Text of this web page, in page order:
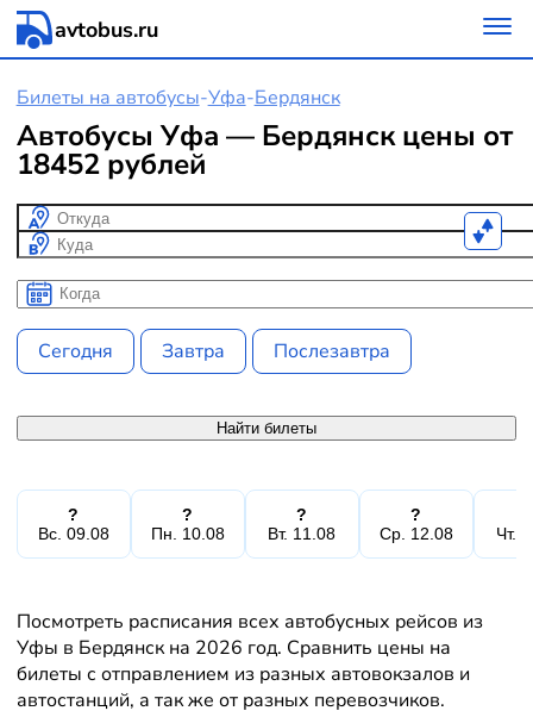
avtobus.ru
Билеты на автобусы-Уфа-Бердянск
Автобусы Уфа — Бердянск цены от
18452 рублей
Откуда
Куда
Когда
Когда
Сегодня Завтра Послезавтра
Найти билеты
?
Вс. 09.08
?
Пн. 10.08
?
Вт. 11.08
?
Ср. 12.08
Чт.
Посмотреть расписания всех автобусных рейсов из
Уфы в Бердянск на 2026 год. Сравнить цены на
билеты с отправлением из разных автовокзалов и
автостанций, а так же от разных перевозчиков.